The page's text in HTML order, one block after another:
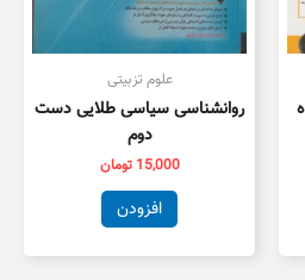
علوم تزبیتی
روانشناسی سیاسی طلایی دست
دوم
15,000 تومان
افزودن